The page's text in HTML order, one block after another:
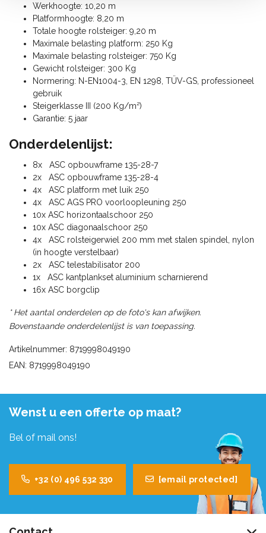
Werkhoogte: 10,20 m
Platformhoogte: 8,20 m
Totale hoogte rolsteiger: 9,20 m
Maximale belasting platform: 250 Kg
Maximale belasting rolsteiger: 750 Kg
Gewicht rolsteiger: 300 Kg
Normering: N-EN1004-3, EN 1298, TÜV-GS, professioneel
gebruik
Steigerklasse III (200 Kg/m²)
Garantie: 5 jaar
Onderdelenlijst:
8x ASC opbouwframe 135-28-7
2x ASC opbouwframe 135-28-4
4x ASC platform met luik 250
4x ASC AGS PRO voorloopleuning 250
10x ASC horizontaalschoor 250
10x ASC diagonaalschoor 250
4x ASC rolsteigerwiel 200 mm met stalen spindel, nylon
(in hoogte verstelbaar)
2x ASC telestabilisator 200
1x ASC kantplankset aluminium scharnierend
16x ASC borgclip
* Het aantal onderdelen op de foto's kan afwijken.
Bovenstaande onderdelenlijst is van toepassing.
Artikelnummer: 8719998049190
EAN: 8719998049190
Wenst u een offerte op maat?
Bel of mail ons!
+32 (0) 496 532 330 [email protected]